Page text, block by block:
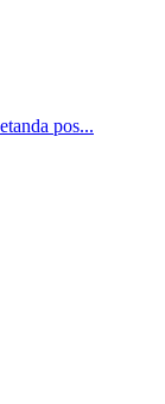
pos...